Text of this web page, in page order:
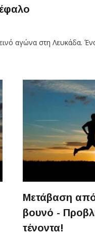
αγώνα στη Λευκάδα.
Μετάβαση
βουνό -
τένοντα!